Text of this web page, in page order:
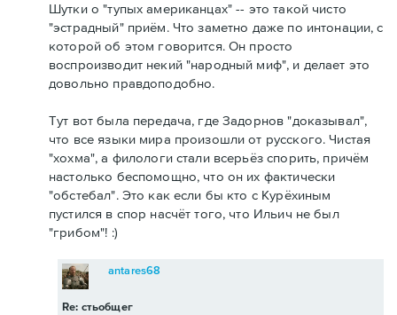
Шутки о "тупых американцах" -- это такой чисто
"эстрадный" приём. Что заметно даже по интонации, с
которой об этом говорится. Он просто
воспроизводит некий "народный миф", и делает это
довольно правдоподобно.
Тут вот была передача, где Задорнов "доказывал",
что все языки мира произошли от русского. Чистая
"хохма", а филологи стали всерьёз спорить, причём
настолько беспомощно, что он их фактически
"обстебал". Это как если бы кто с Курёхиным
пустился в спор насчёт того, что Ильич не был
"грибом"! :)
Re: стьобщег
antares68